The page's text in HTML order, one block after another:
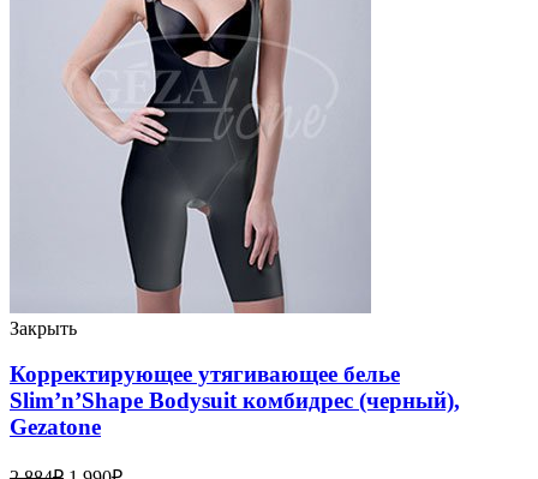
Закрыть
Корректирующее утягивающее белье
Slim’n’Shape Bodysuit комбидрес (черный),
Gezatone